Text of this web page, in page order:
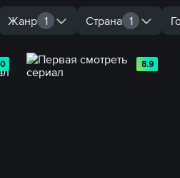
Жанр 1 Страна 1
8.9